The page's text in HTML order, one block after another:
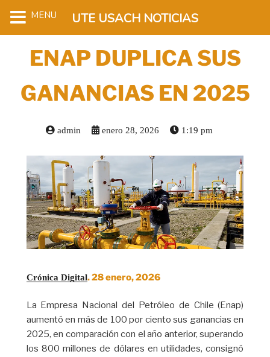
ENAP DUPLICA SUS
GANANCIAS EN 2025
admin enero 28, 2026 1:19 pm
Crónica Digital. 28 enero, 2026
La Empresa Nacional del Petróleo de Chile (Enap)
aumentó en más de 100 por ciento sus ganancias en
2025, en comparación con el año anterior, superando
los 800 millones de dólares en utilidades, consignó
MENU UTE USACH NOTICIAS